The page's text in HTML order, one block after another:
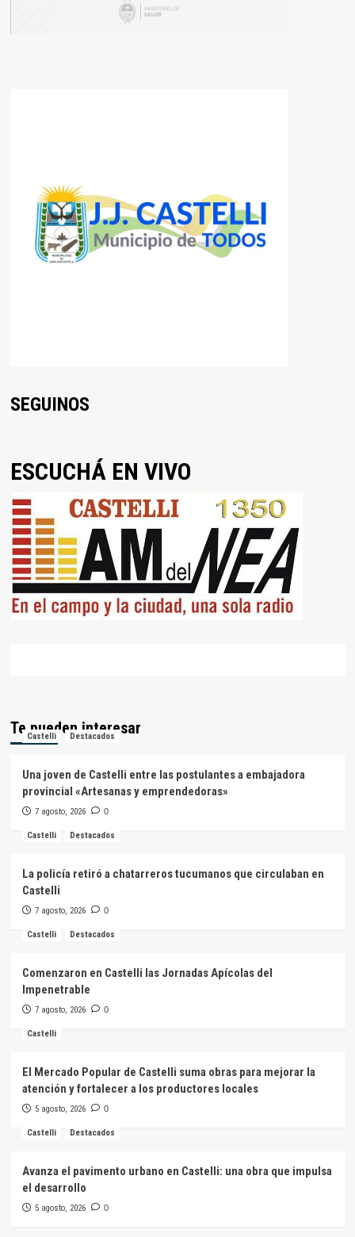
SEGUINOS
ESCUCHÁ EN VIVO
Te pueden interesar
Castelli Destacados
Una joven de Castelli entre las postulantes a embajadora
provincial «Artesanas y emprendedoras»
7 agosto, 2026 0
Castelli Destacados
La policía retiró a chatarreros tucumanos que circulaban en
Castelli
7 agosto, 2026 0
Castelli Destacados
Comenzaron en Castelli las Jornadas Apícolas del
Impenetrable
7 agosto, 2026 0
Castelli
El Mercado Popular de Castelli suma obras para mejorar la
atención y fortalecer a los productores locales
5 agosto, 2026 0
Castelli Destacados
Avanza el pavimento urbano en Castelli: una obra que impulsa
el desarrollo
5 agosto, 2026 0